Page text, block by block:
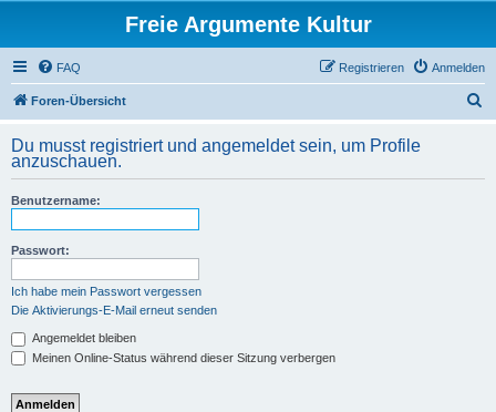
Freie Argumente Kultur
FAQ Anmelden
Registrieren
Foren-Übersicht
h
Du musst registriert und angemeldet sein, um Profile
anzuschauen.
Benutzername:
Passwort:
Ich habe mein Passwort vergessen
Die Aktivierungs-E-Mail erneut senden
Angemeldet bleiben
Meinen Online-Status während dieser Sitzung verbergen